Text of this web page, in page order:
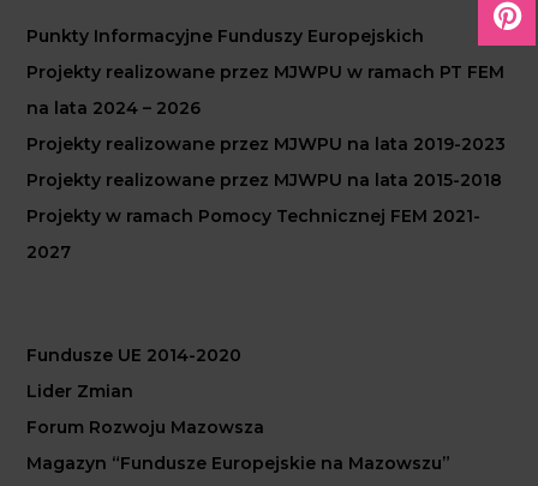
Punkty Informacyjne Funduszy Europejskich
Projekty realizowane przez MJWPU w ramach PT FEM
na lata 2024 – 2026
Projekty realizowane przez MJWPU na lata 2019-2023
Projekty realizowane przez MJWPU na lata 2015-2018
Projekty w ramach Pomocy Technicznej FEM 2021-
2027
Fundusze UE 2014-2020
Lider Zmian
Forum Rozwoju Mazowsza
Magazyn “Fundusze Europejskie na Mazowszu”